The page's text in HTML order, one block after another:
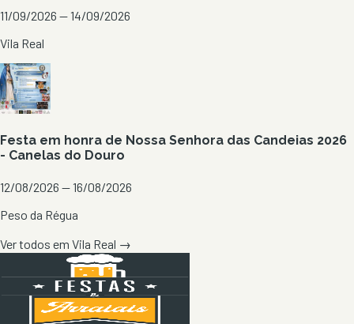
11/09/2026 — 14/09/2026
Vila Real
Festa em honra de Nossa Senhora das Candeias 2026
- Canelas do Douro
12/08/2026 — 16/08/2026
Peso da Régua
Ver todos em Vila Real →